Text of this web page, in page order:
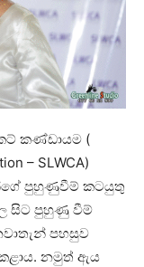
කණ්ඩායම (
– SLWCA)
පුහුණුවීම් කටයුතු
සිට පුහුණු වීම්
පහසුව
නමුත් ඇය